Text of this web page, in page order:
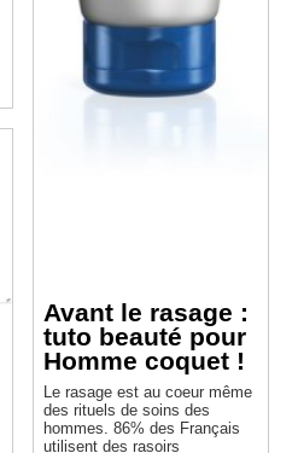
Avant le rasage :
tuto beauté pour
Homme coquet !
Le rasage est au coeur même
des rituels de soins des
hommes. 86% des Français
utilisent des rasoirs